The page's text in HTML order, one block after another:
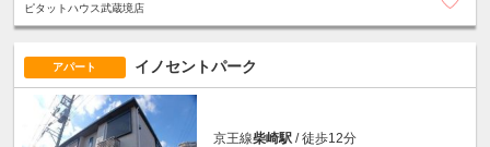
ピタットハウス武蔵境店
アパート イノセントパーク
京王線柴崎駅 / 徒歩12分